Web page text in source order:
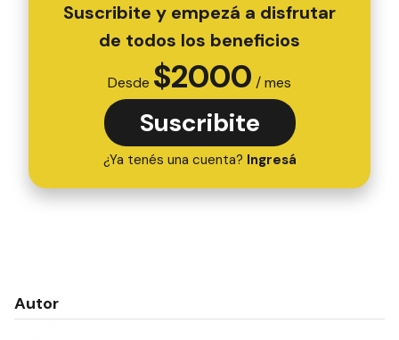
Suscribite y empezá a disfrutar
de todos los beneficios
Desde $2000 / mes
Suscribite
¿Ya tenés una cuenta? Ingresá
Autor